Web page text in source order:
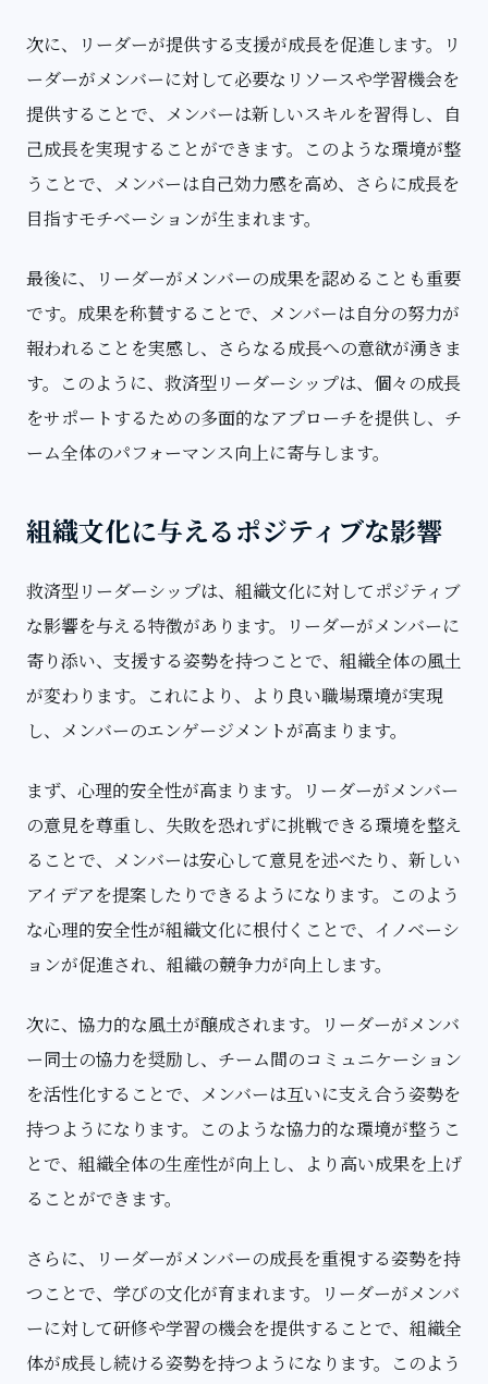
次に、リーダーが提供する支援が成長を促進します。リ
ーダーがメンバーに対して必要なリソースや学習機会を
提供することで、メンバーは新しいスキルを習得し、自
己成長を実現することができます。このような環境が整
うことで、メンバーは自己効力感を高め、さらに成長を
目指すモチベーションが生まれます。
最後に、リーダーがメンバーの成果を認めることも重要
です。成果を称賛することで、メンバーは自分の努力が
報われることを実感し、さらなる成長への意欲が湧きま
す。このように、救済型リーダーシップは、個々の成長
をサポートするための多面的なアプローチを提供し、チ
ーム全体のパフォーマンス向上に寄与します。
組織文化に与えるポジティブな影響
救済型リーダーシップは、組織文化に対してポジティブ
な影響を与える特徴があります。リーダーがメンバーに
寄り添い、支援する姿勢を持つことで、組織全体の風土
が変わります。これにより、より良い職場環境が実現
し、メンバーのエンゲージメントが高まります。
まず、心理的安全性が高まります。リーダーがメンバー
の意見を尊重し、失敗を恐れずに挑戦できる環境を整え
ることで、メンバーは安心して意見を述べたり、新しい
アイデアを提案したりできるようになります。このよう
な心理的安全性が組織文化に根付くことで、イノベーシ
ョンが促進され、組織の競争力が向上します。
次に、協力的な風土が醸成されます。リーダーがメンバ
ー同士の協力を奨励し、チーム間のコミュニケーション
を活性化することで、メンバーは互いに支え合う姿勢を
持つようになります。このような協力的な環境が整うこ
とで、組織全体の生産性が向上し、より高い成果を上げ
ることができます。
さらに、リーダーがメンバーの成長を重視する姿勢を持
つことで、学びの文化が育まれます。リーダーがメンバ
ーに対して研修や学習の機会を提供することで、組織全
体が成長し続ける姿勢を持つようになります。このよう